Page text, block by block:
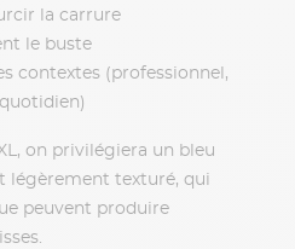
la carrure
le buste
contextes (professionnel,
on privilégiera un bleu
légèrement texturé, qui
peuvent produire